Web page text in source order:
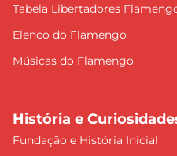
Tabela Libertadores
Elenco do Flamengo
Músicas do Flamengo
História e
Fundação e História Inicial